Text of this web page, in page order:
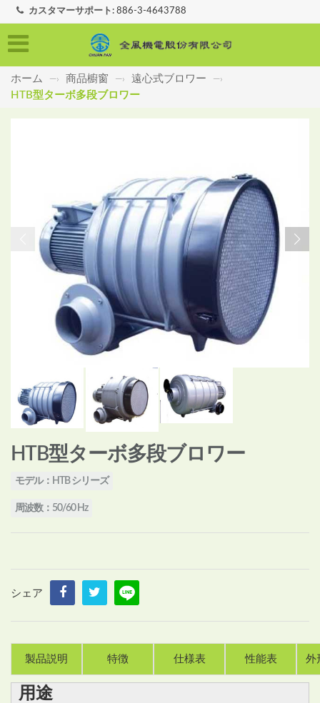
カスタマーサポート: 886-3-4643788
ホーム —› 商品櫥窗 —› 遠心式ブロワー —›
HTB型ターボ多段ブロワー
HTB型ターボ多段ブロワー
モデル：HTB シリーズ
周波数：50/60 Hz
シェア
製品説明 特徴 仕様表 性能表 外
用途